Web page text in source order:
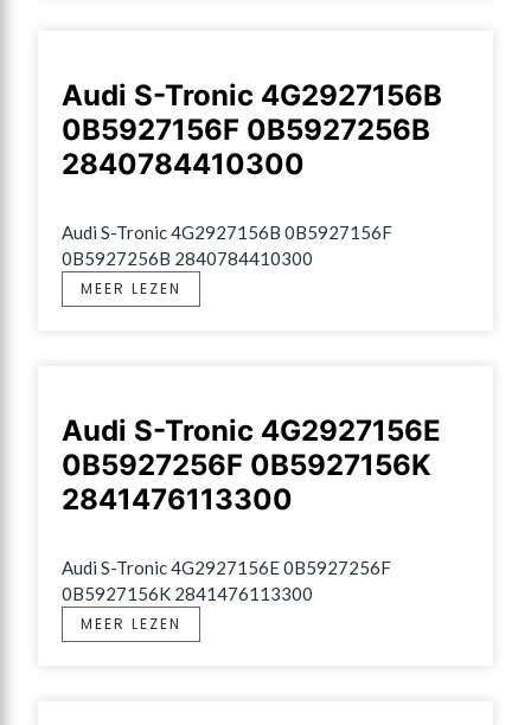
Audi S-Tronic 4G2927156B
0B5927156F 0B5927256B
2840784410300
Audi S-Tronic 4G2927156B 0B5927156F
0B5927256B 2840784410300
MEER LEZEN
Audi S-Tronic 4G2927156E
0B5927256F 0B5927156K
2841476113300
Audi S-Tronic 4G2927156E 0B5927256F
0B5927156K 2841476113300
MEER LEZEN